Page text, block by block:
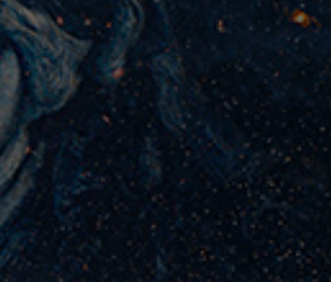
Assalamualaikum Warahmatullahi Wabarakatuh
Dengan memohon Ridho serta Rahmat Allah SWT, kami
bermaksud menyelenggarakan Resepsi Pernikahan putra-
putri kami:
Clara Febria
Putri
Putri dari :
Bapak Muhammad Afief
Karromi, S.E
Angga Pratama
Putra dari :
Bapak Rudi Feisal Fediansyah,
Ibu Sasmitiani Monica Aulia,